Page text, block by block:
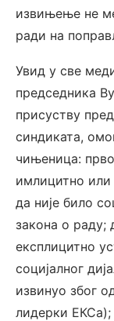
извињење не
ради на
Увид у све
председника
присуству
синдиката,
чињеница:
имлицитно или
да није било
закона о раду;
експлицитно
социјалног
извинуо због
лидерки ЕКСа);